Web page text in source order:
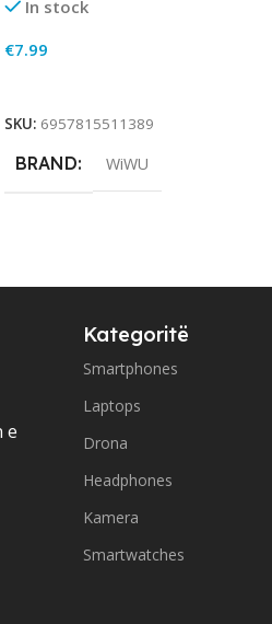
In stock
€7.99
SKU: 6957815511389
BRAND WiWU
e
Kategoritë
Smartphones
Laptops
Drona
Headphones
Kamera
Smartwatches